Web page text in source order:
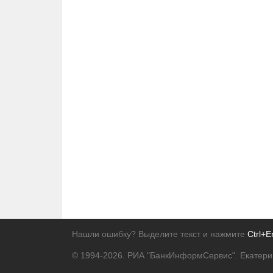
Нашли ошибку? Выделите текст и нажмите
© 1994-2026. РИА "БанкИнформСервис".